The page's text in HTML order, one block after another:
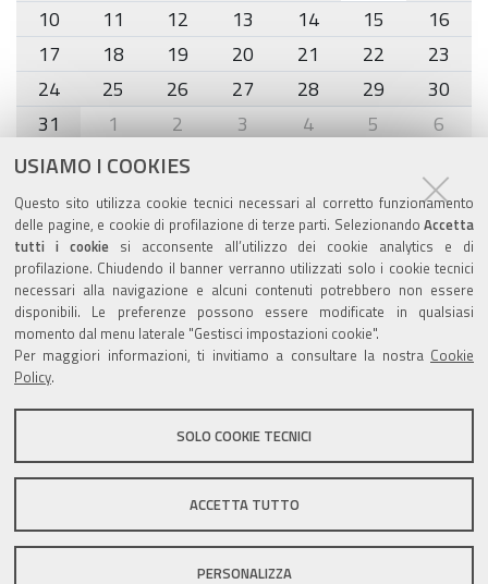
USIAMO I COOKIES
Questo sito utilizza cookie tecnici necessari al corretto funzionamento
delle pagine, e cookie di profilazione di terze parti. Selezionando Accetta
tutti i cookiesi acconsente all’utilizzo dei cookie analytics e di
profilazione. Chiudendo il banner verranno utilizzati solo i cookie tecnici
necessari alla navigazione e alcuni contenuti potrebbero non essere
disponibili. Le preferenze possono essere modificate in qualsiasi
momento dal menu laterale "Gestisci impostazioni cookie".
Per maggiori informazioni, ti invitiamo a consultare la nostra Cookie
Policy.
SOLO COOKIE TECNICI
ACCETTA TUTTO
PERSONALIZZA
10
11 12 13 14 15
16
17
18 19 20 21 22
23
24
25 26 27 28 29
30
31
1 2 3 4 5 6
Agenda eventi
torna alla sezione
Valuta questo sito
Sito istituzionale Comune di Zola Predosa